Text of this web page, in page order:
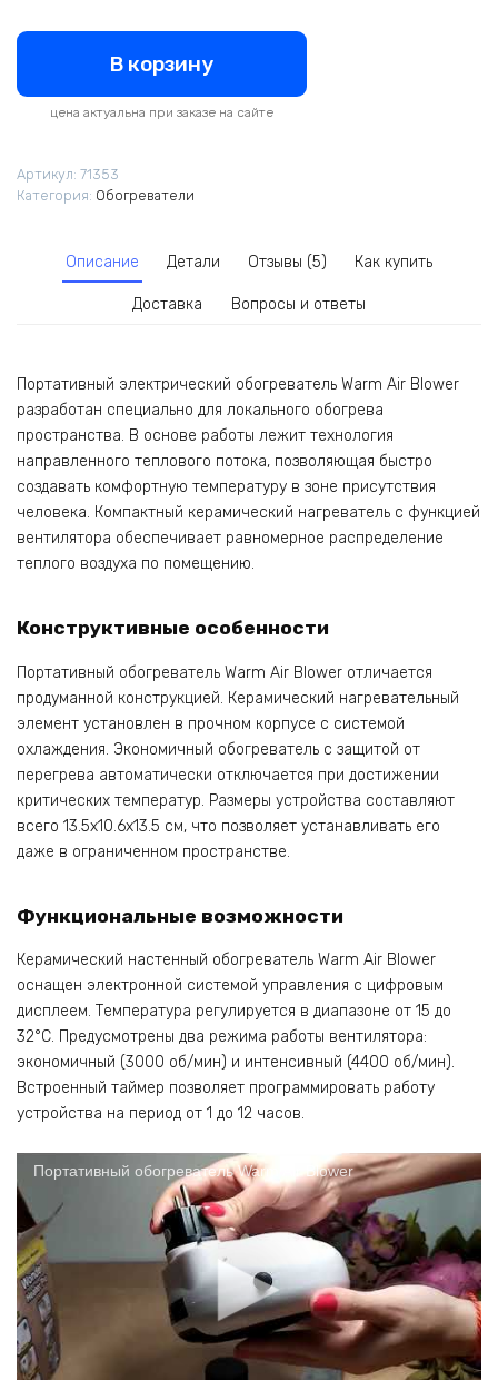
В корзину
цена актуальна при заказе на сайте
Артикул: 71353
Категория: Обогреватели
Описание Детали Отзывы (5) Как купить
Доставка Вопросы и ответы
Портативный электрический обогреватель Warm Air Blower
разработан специально для локального обогрева
пространства. В основе работы лежит технология
направленного теплового потока, позволяющая быстро
создавать комфортную температуру в зоне присутствия
человека. Компактный керамический нагреватель с функцией
вентилятора обеспечивает равномерное распределение
теплого воздуха по помещению.
Конструктивные особенности
Портативный обогреватель Warm Air Blower отличается
продуманной конструкцией. Керамический нагревательный
элемент установлен в прочном корпусе с системой
охлаждения. Экономичный обогреватель с защитой от
перегрева автоматически отключается при достижении
критических температур. Размеры устройства составляют
всего 13.5х10.6х13.5 см, что позволяет устанавливать его
даже в ограниченном пространстве.
Функциональные возможности
Керамический настенный обогреватель Warm Air Blower
оснащен электронной системой управления с цифровым
дисплеем. Температура регулируется в диапазоне от 15 до
32°C. Предусмотрены два режима работы вентилятора:
экономичный (3000 об/мин) и интенсивный (4400 об/мин).
Встроенный таймер позволяет программировать работу
устройства на период от 1 до 12 часов.
Портативный обогреватель Warm Air Blower